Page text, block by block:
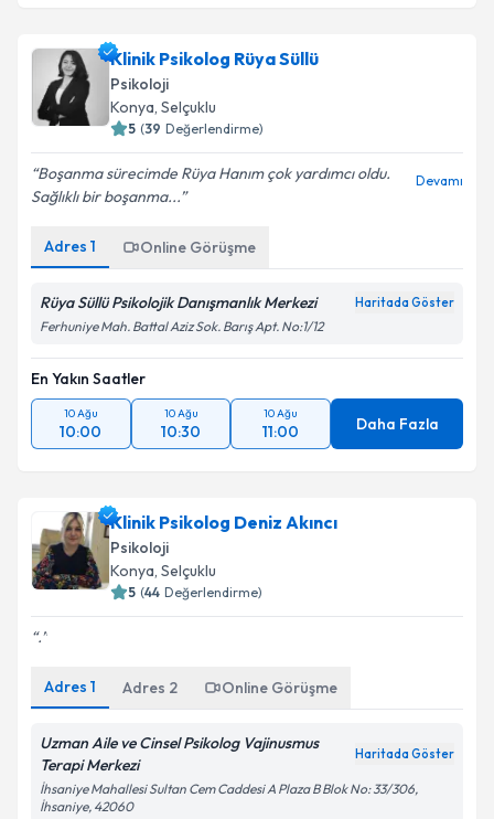
Klinik Psikolog Rüya Süllü
Psikoloji
Konya, Selçuklu
5 (39 Değerlendirme)
Boşanma sürecimde Rüya Hanım çok yardımcı oldu.
Sağlıklı bir boşanma...
Devamı
Adres 1 Online Görüşme
Rüya Süllü Psikolojik Danışmanlık Merkezi Haritada Göster
Ferhuniye Mah. Battal Aziz Sok. Barış Apt. No:1/12
En Yakın Saatler
10 Ağu
10:00
10 Ağu
10:30
10 Ağu
11:00 Daha Fazla
Klinik Psikolog Deniz Akıncı
Psikoloji
Konya, Selçuklu
5 (44 Değerlendirme)
.
Adres 1 Adres 2 Online Görüşme
Uzman Aile ve Cinsel Psikolog Vajinusmus
Terapi Merkezi
Haritada Göster
İhsaniye Mahallesi Sultan Cem Caddesi A Plaza B Blok No: 33/306,
İhsaniye, 42060